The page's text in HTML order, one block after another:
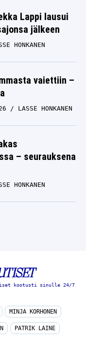
Lappi lausui
jälkeen
HONKANEN
vaiettiin –
LASSE HONKANEN
– seurauksena
HONKANEN
kootusti sinulle 24/7
MINJA KORHONEN
PATRIK LAINE